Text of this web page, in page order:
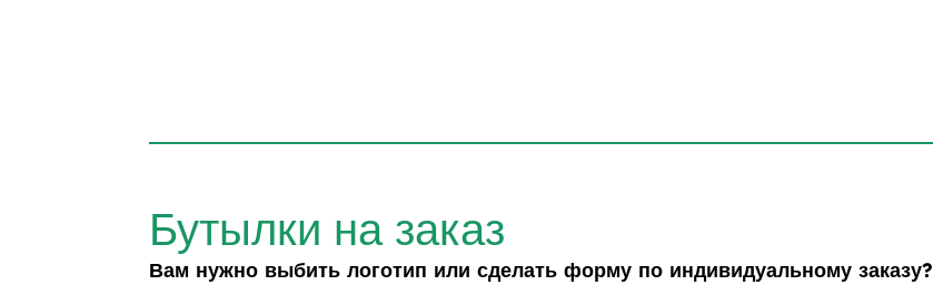
Бутылки на заказ
Вам нужно выбить логотип или сделать форму по индивидуальному заказу?